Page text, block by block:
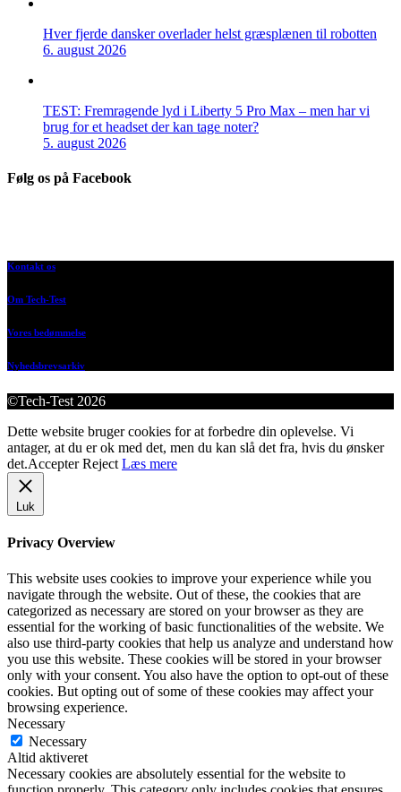
Hver fjerde dansker overlader helst græsplænen til robotten
6. august 2026
TEST: Fremragende lyd i Liberty 5 Pro Max – men har vi
brug for et headset der kan tage noter?
5. august 2026
Følg os på Facebook
Kontakt os
Om Tech-Test
Vores bedømmelse
Nyhedsbrevsarkiv
©Tech-Test 2026
Dette website bruger cookies for at forbedre din oplevelse. Vi
antager, at du er ok med det, men du kan slå det fra, hvis du ønsker
det.Accepter Reject Læs mere
Luk
Privacy Overview
This website uses cookies to improve your experience while you
navigate through the website. Out of these, the cookies that are
categorized as necessary are stored on your browser as they are
essential for the working of basic functionalities of the website. We
also use third-party cookies that help us analyze and understand how
you use this website. These cookies will be stored in your browser
only with your consent. You also have the option to opt-out of these
cookies. But opting out of some of these cookies may affect your
browsing experience.
Necessary
Necessary
Altid aktiveret
Necessary cookies are absolutely essential for the website to